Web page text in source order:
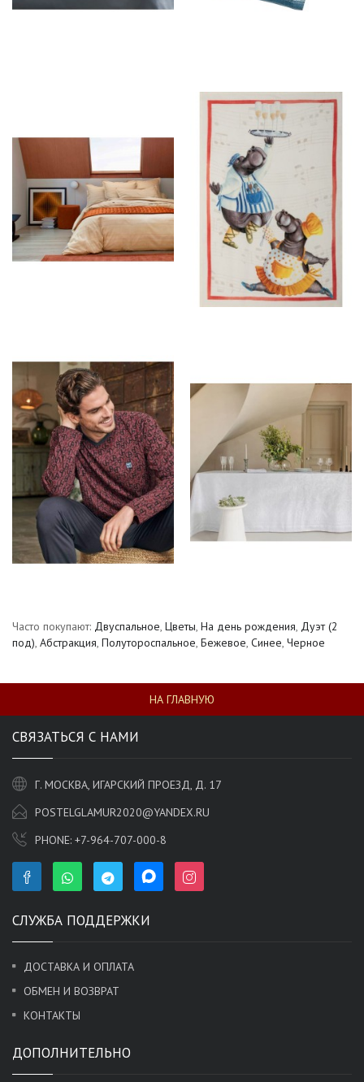
Часто покупают: Двуспальное, Цветы, На день рождения, Дуэт (2
под), Абстракция, Полутороспальное, Бежевое, Синее, Черное
НА ГЛАВНУЮ
СВЯЗАТЬСЯ С НАМИ
Г. МОСКВА, ИГАРСКИЙ ПРОЕЗД, Д. 17
POSTELGLAMUR2020@YANDEX.RU
PHONE: +7-964-707-000-8
СЛУЖБА ПОДДЕРЖКИ
ДОСТАВКА И ОПЛАТА
ОБМЕН И ВОЗВРАТ
КОНТАКТЫ
ДОПОЛНИТЕЛЬНО